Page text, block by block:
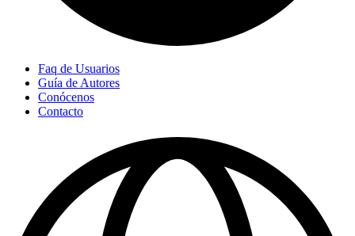
Faq de Usuarios
Guía de Autores
Conócenos
Contacto